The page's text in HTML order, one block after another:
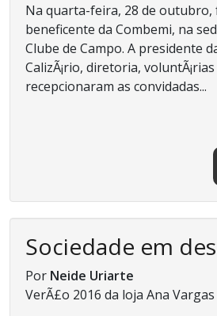
Na quarta-feira, 28 de outubro,
beneficente da Combemi, na
Clube de Campo. A presidente
CalizÃ¡rio, diretoria,
recepcionaram as convidadas...
Sociedade em
Por Neide Uriarte
VerÃ£o 2016 da loja Ana Vargas